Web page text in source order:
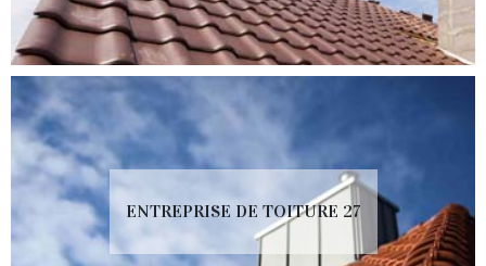
ENTREPRISE DE TOITURE 27